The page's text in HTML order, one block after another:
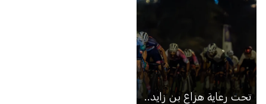
تحت رعاية هزاع بن زايد..